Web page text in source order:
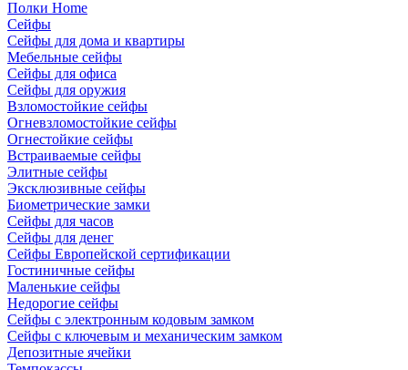
Полки Home
Сейфы
Сейфы для дома и квартиры
Мебельные сейфы
Сейфы для офиса
Сейфы для оружия
Взломостойкие сейфы
Огневзломостойкие сейфы
Огнестойкие сейфы
Встраиваемые сейфы
Элитные сейфы
Эксклюзивные сейфы
Биометрические замки
Сейфы для часов
Сейфы для денег
Сейфы Европейской сертификации
Гостиничные сейфы
Маленькие сейфы
Недорогие сейфы
Сейфы с электронным кодовым замком
Сейфы с ключевым и механическим замком
Депозитные ячейки